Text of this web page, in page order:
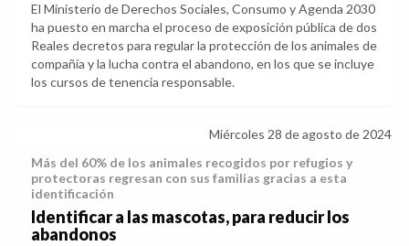
El Ministerio de Derechos Sociales, Consumo y Agenda 2030
ha puesto en marcha el proceso de exposición pública de dos
Reales decretos para regular la protección de los animales de
compañía y la lucha contra el abandono, en los que se incluye
los cursos de tenencia responsable.
Miércoles 28 de agosto de 2024
Más del 60% de los animales recogidos por refugios y
protectoras regresan con sus familias gracias a esta
identificación
Identificar a las mascotas, para reducir los
abandonos